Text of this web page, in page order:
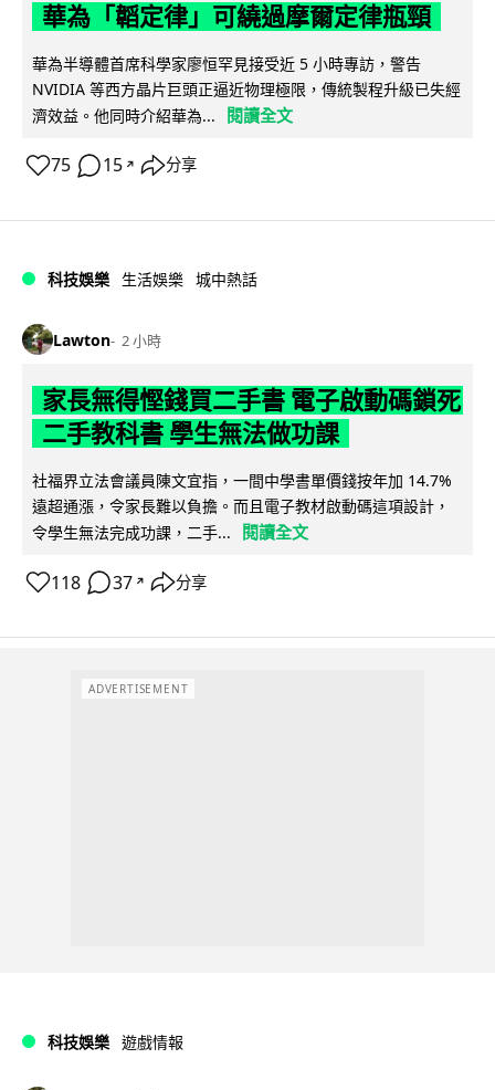
華為「韜定律」可繞過摩爾定律瓶頸
華為半導體首席科學家廖恒罕見接受近 5 小時專訪，警告
NVIDIA 等西方晶片巨頭正逼近物理極限，傳統製程升級已失經
濟效益。他同時介紹華為...
閱讀全文
75 15 ↗ 分享
科技娛樂 生活娛樂 城中熱話
Lawton 2 小時
家長無得慳錢買二手書 電子啟動碼鎖死
二手教科書 學生無法做功課
社福界立法會議員陳文宜指，一間中學書單價錢按年加 14.7%
遠超通漲，令家長難以負擔。而且電子教材啟動碼這項設計，
令學生無法完成功課，二手...
閱讀全文
118 37 ↗ 分享
ADVERTISEMENT
科技娛樂 遊戲情報